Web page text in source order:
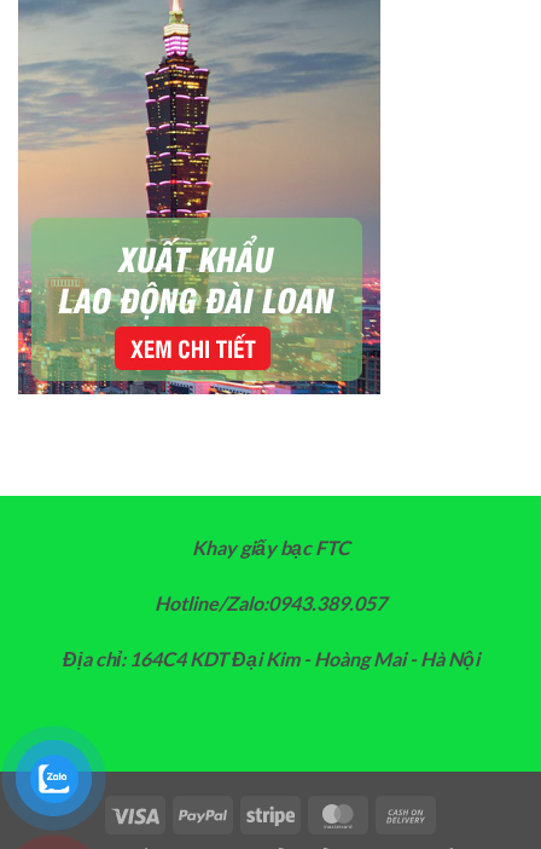
Khay giấy bạc FTC
Hotline/Zalo:0943.389.057
Địa chỉ: 164C4 KDT Đại Kim - Hoàng Mai - Hà Nội
Visa PayPal Stripe MasterCard